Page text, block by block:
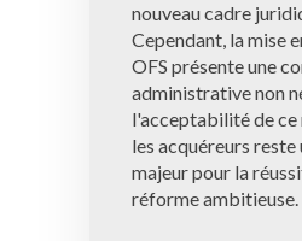
nouveau cadre
Cependant, la mise
OFS présente une
administrative non
l'acceptabilité de ce
les acquéreurs reste
majeur pour la
réforme ambitieuse.